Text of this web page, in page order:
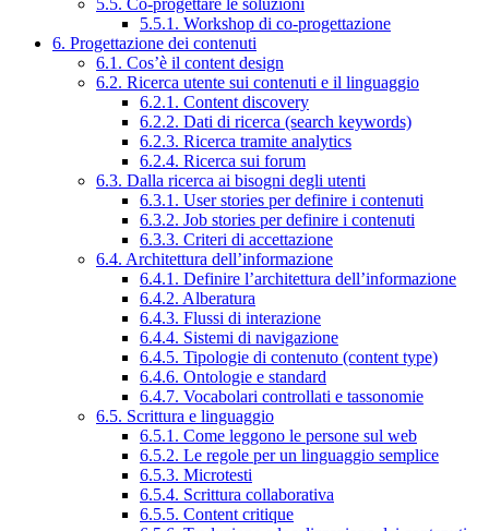
5.5.1. Workshop di co-progettazione
6. Progettazione dei contenuti
6.1. Cos’è il content design
6.2. Ricerca utente sui contenuti e il linguaggio
6.2.1. Content discovery
6.2.2. Dati di ricerca (search keywords)
6.2.3. Ricerca tramite analytics
6.2.4. Ricerca sui forum
6.3. Dalla ricerca ai bisogni degli utenti
6.3.1. User stories per definire i contenuti
6.3.2. Job stories per definire i contenuti
6.3.3. Criteri di accettazione
6.4. Architettura dell’informazione
6.4.1. Definire l’architettura dell’informazione
6.4.2. Alberatura
6.4.3. Flussi di interazione
6.4.4. Sistemi di navigazione
6.4.5. Tipologie di contenuto (content type)
6.4.6. Ontologie e standard
6.4.7. Vocabolari controllati e tassonomie
6.5. Scrittura e linguaggio
6.5.1. Come leggono le persone sul web
6.5.2. Le regole per un linguaggio semplice
6.5.3. Microtesti
6.5.4. Scrittura collaborativa
6.5.5. Content critique